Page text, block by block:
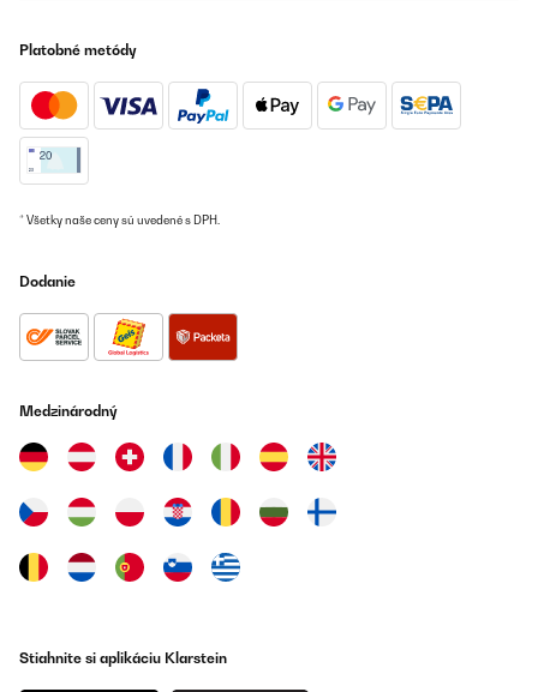
Platobné metódy
* Všetky naše ceny sú uvedené s DPH.
Dodanie
Medzinárodný
Stiahnite si aplikáciu Klarstein